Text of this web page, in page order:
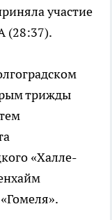
участие
(28:37).
трижды
«Халле-